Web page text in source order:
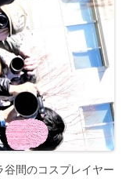
谷間のコスプレイヤー